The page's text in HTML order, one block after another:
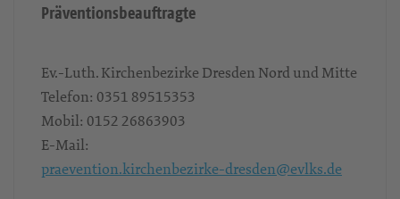
Präventionsbeauftragte
Ev.-Luth. Kirchenbezirke Dresden Nord und Mitte
Telefon: 0351 89515353
Mobil: 0152 26863903
E-Mail:
praevention.kirchenbezirke-dresden@evlks.de